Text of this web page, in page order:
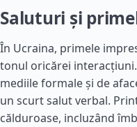
Saluturi și
În Ucraina, primele
tonul oricărei
mediile formale și de
un scurt salut verbal.
călduroase, incluzând